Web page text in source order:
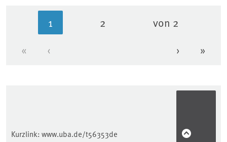
Erste Seite
« Vorherige Seite
‹
Aktuelle Seite
1 Seite
2 von 2
Nächste
› »
Kurzlink: www.uba.de/t56353de